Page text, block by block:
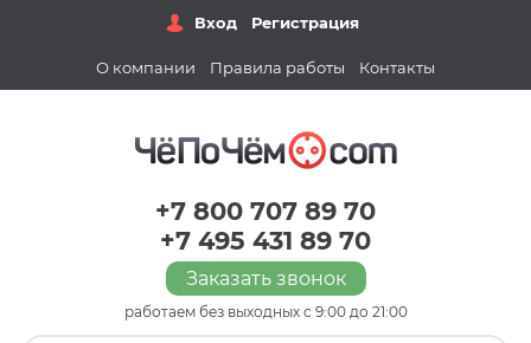
Вход Регистрация
О компании Правила работы Контакты
+7 800 707 89 70
+7 495 431 89 70
Заказать звонок
работаем без выходных с 9:00 до 21:00